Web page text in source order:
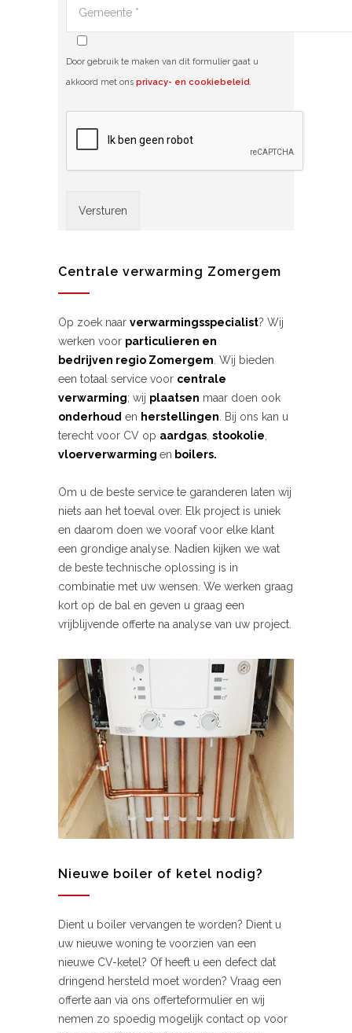
Door gebruik te maken van dit formulier gaat u
akkoord met ons privacy- en cookiebeleid.
Centrale verwarming Zomergem
Op zoek naar verwarmingsspecialist? Wij
werken voor particulieren en
bedrijven regio Zomergem . Wij bieden
een totaal service voor centrale
verwarming; wij plaatsen maar doen ook
onderhoud en herstellingen . Bij ons kan u
terecht voor CV op aardgas stookolie
vloerverwarming en boilers.
Om u de beste service te garanderen laten wij
niets aan het toeval over. Elk project is uniek
en daarom doen we vooraf voor elke klant
een grondige analyse. Nadien kijken we wat
de beste technische oplossing is in
combinatie met uw wensen. We werken graag
kort op de bal en geven u graag een
vrijblijvende offerte na analyse van uw project.
Nieuwe boiler of ketel nodig?
Dient u boiler vervangen te worden? Dient u
uw nieuwe woning te voorzien van een
nieuwe CV-ketel? Of heeft u een defect dat
dringend hersteld moet worden? Vraag een
offerte aan via ons offerteformulier en wij
nemen zo spoedig mogelijk contact op voor